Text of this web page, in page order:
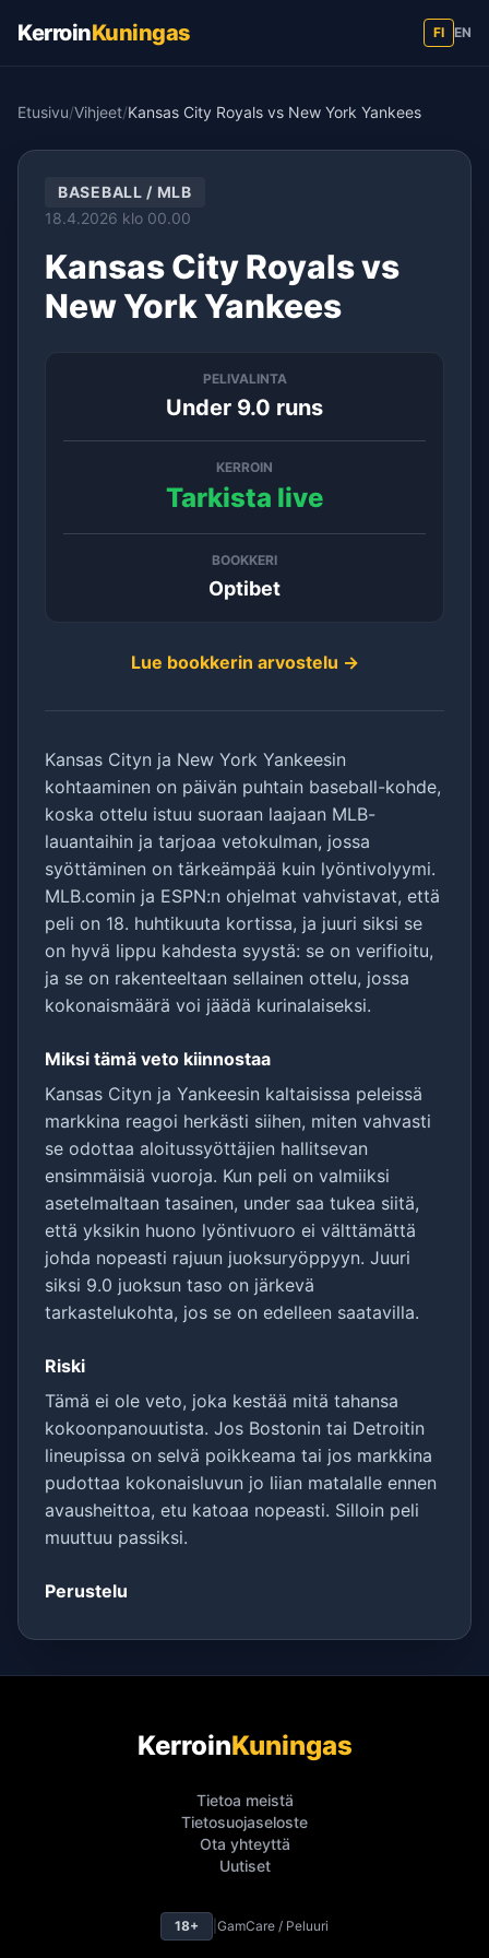
KerroinKuningas FI EN
Etusivu/Vihjeet/Kansas City Royals vs New York Yankees
BASEBALL / MLB
18.4.2026 klo 00.00
Kansas City Royals vs
New York Yankees
PELIVALINTA
Under 9.0 runs
KERROIN
Tarkista live
BOOKKERI
Optibet
Lue bookkerin arvostelu →
Kansas Cityn ja New York Yankeesin
kohtaaminen on päivän puhtain baseball-kohde,
koska ottelu istuu suoraan laajaan MLB-
lauantaihin ja tarjoaa vetokulman, jossa
syöttäminen on tärkeämpää kuin lyöntivolyymi.
MLB.comin ja ESPN:n ohjelmat vahvistavat, että
peli on 18. huhtikuuta kortissa, ja juuri siksi se
on hyvä lippu kahdesta syystä: se on verifioitu,
ja se on rakenteeltaan sellainen ottelu, jossa
kokonaismäärä voi jäädä kurinalaiseksi.
Miksi tämä veto kiinnostaa
Kansas Cityn ja Yankeesin kaltaisissa peleissä
markkina reagoi herkästi siihen, miten vahvasti
se odottaa aloitussyöttäjien hallitsevan
ensimmäisiä vuoroja. Kun peli on valmiiksi
asetelmaltaan tasainen, under saa tukea siitä,
että yksikin huono lyöntivuoro ei välttämättä
johda nopeasti rajuun juoksuryöppyyn. Juuri
siksi 9.0 juoksun taso on järkevä
tarkastelukohta, jos se on edelleen saatavilla.
Riski
Tämä ei ole veto, joka kestää mitä tahansa
kokoonpanouutista. Jos Bostonin tai Detroitin
lineupissa on selvä poikkeama tai jos markkina
pudottaa kokonaisluvun jo liian matalalle ennen
avausheittoa, etu katoaa nopeasti. Silloin peli
muuttuu passiksi.
Perustelu
KerroinKuningas
Tietoa meistä
Tietosuojaseloste
Ota yhteyttä
Uutiset
18+ GamCare / Peluuri